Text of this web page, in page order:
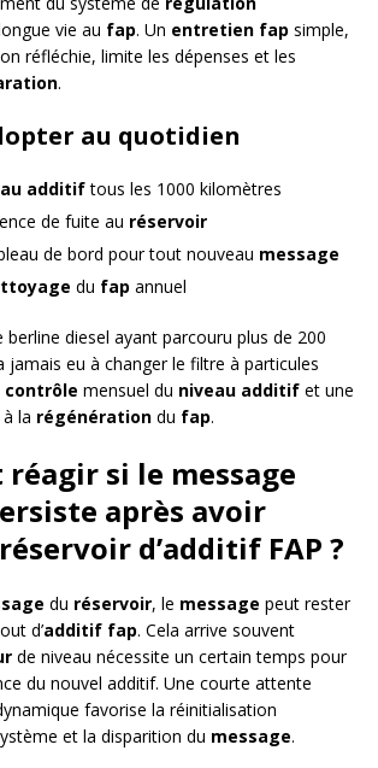
vie au fap. Un entretien fap simple,
réfléchie, limite les dépenses et les
.
au quotidien
additiftous les 1000 kilomètres
de fuite au réservoir
de bord pour tout nouveau message
du fap annuel
diesel ayant parcouru plus de 200
jamais eu à changer le filtre à particules
contrôle mensuel du niveau additif et une
la régénération du fap.
réagir si le message
après avoir
d’additif FAP ?
du réservoir, le message peut rester
d’additif fap. Cela arrive souvent
de niveau nécessite un certain temps pour
du nouvel additif. Une courte attente
favorise la réinitialisation
et la disparition du message.